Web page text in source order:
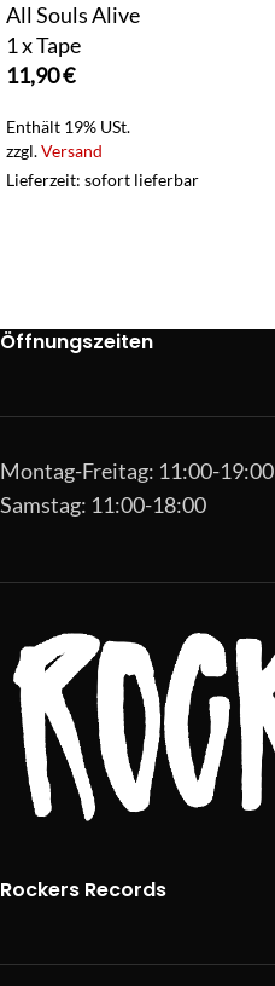
All Souls Alive
1 x Tape
11,90€
Enthält 19% USt.
zzgl.Versand
Lieferzeit: sofort lieferbar
Öffnungszeiten
Montag-Freitag: 11:00-19:00
Samstag: 11:00-18:00
Rockers Records